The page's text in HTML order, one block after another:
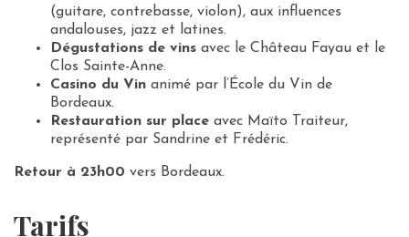
(guitare, contrebasse, violon), aux influences
andalouses, jazz et latines.
Dégustations de vins avec le Château Fayau et le
Clos Sainte-Anne.
Casino du Vin animé par l’École du Vin de
Bordeaux.
Restauration sur place avec Maïto Traiteur,
représenté par Sandrine et Frédéric.
Retour à 23h00 vers Bordeaux.
Tarifs